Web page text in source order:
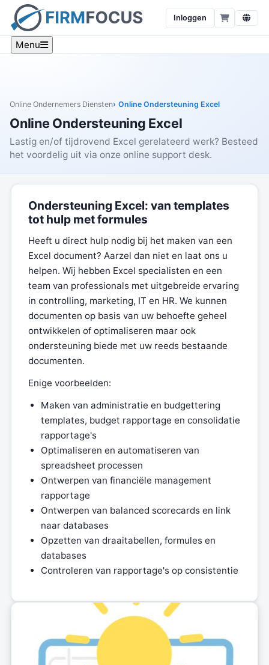
Inloggen
Menu
Online Ondernemers Diensten Online Ondersteuning Excel
Online Ondersteuning Excel
Lastig en/of tijdrovend Excel gerelateerd werk? Besteed
het voordelig uit via onze online support desk.
Ondersteuning Excel: van templates
tot hulp met formules
Heeft u direct hulp nodig bij het maken van een
Excel document? Aarzel dan niet en laat ons u
helpen. Wij hebben Excel specialisten en een
team van professionals met uitgebreide ervaring
in controlling, marketing, IT en HR. We kunnen
documenten op basis van uw behoefte geheel
ontwikkelen of optimaliseren maar ook
ondersteuning biede met uw reeds bestaande
documenten.
Enige voorbeelden:
Maken van administratie en budgettering
templates, budget rapportage en consolidatie
rapportage's
Optimaliseren en automatiseren van
spreadsheet processen
Ontwerpen van financiële management
rapportage
Ontwerpen van balanced scorecards en link
naar databases
Opzetten van draaitabellen, formules en
databases
Controleren van rapportage's op consistentie